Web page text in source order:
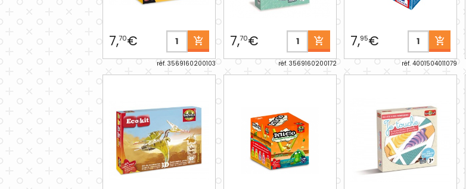
7,70€
réf. 3569160200103
7,70€
réf. 3569160200172
7,95€
réf. 4001504011079